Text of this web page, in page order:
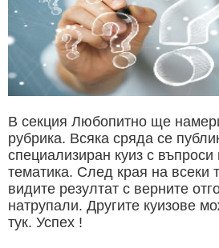
В секция Любопитно ще
рубрика. Всяка сряда се
специализиран куиз с въпроси
тематика. След края на всеки
видите резултат с верните
натрупали. Другите куизове
тук. Успех !